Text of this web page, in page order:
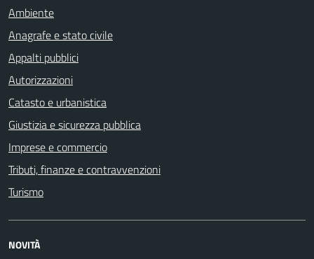
Ambiente
Anagrafe e stato civile
Appalti pubblici
Autorizzazioni
Catasto e urbanistica
Giustizia e sicurezza pubblica
Imprese e commercio
Tributi, finanze e contravvenzioni
Turismo
NOVITÀ